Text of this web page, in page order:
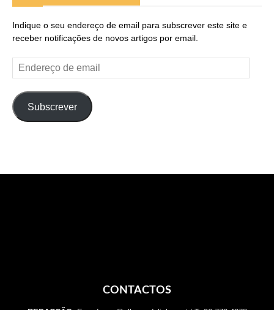
Indique o seu endereço de email para subscrever este site e
receber notificações de novos artigos por email.
Endereço
de
Subscrever
CONTACTOS